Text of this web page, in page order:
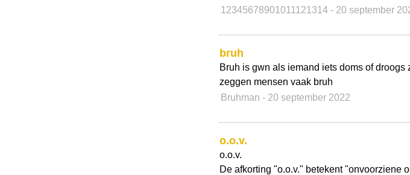
12345678901011121314 - 20 september
bruh
Bruh is gwn als iemand iets doms of droogs
zeggen mensen vaak bruh
Bruhman - 20 september 2022
o.o.v.
o.o.v.
De afkorting "o.o.v." betekent "onvoorziene